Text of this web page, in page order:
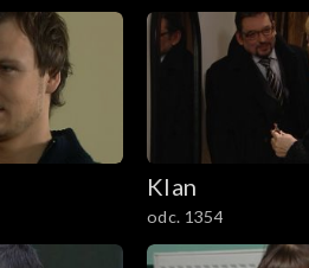
1101–1200
901–1000
801–900
Klan
odc. 1354